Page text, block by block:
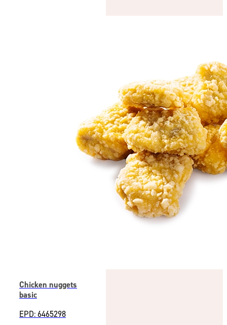
Chicken nuggets
basic
EPD: 6465298